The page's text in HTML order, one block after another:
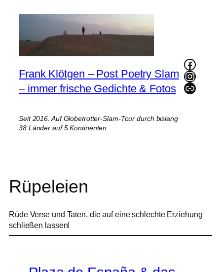
Frank Klötgen – Post Poetry Slam
– immer frische Gedichte & Fotos
Seit 2016. Auf Globetrotter-Slam-Tour durch bislang
38 Länder auf 5 Kontinenten
Link
Rüpeleien
Rüde Verse und Taten, die auf eine schlechte Erziehung
schließen lassen!